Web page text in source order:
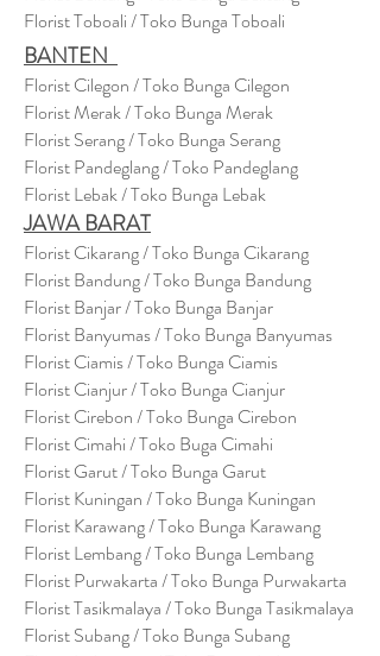
Florist Toboali / Toko Bunga Toboali
BANTEN
Florist Cilegon / Toko Bunga Cilegon
Florist Merak / Toko Bunga Merak
Florist Serang / Toko Bunga Serang
Florist Pandeglang / Toko Pandeglang
Florist Lebak / Toko Bunga Lebak
JAWA BARAT
Florist Cikarang/ Toko Bunga Cikarang
Florist Bandung / Toko Bunga Bandung
Florist Banjar / Toko Bunga Banjar
Florist Banyumas / Toko Bunga Banyumas
Florist Ciamis / Toko Bunga Ciamis
Florist Cianjur / Toko Bunga Cianjur
Florist Cirebon / Toko Bunga Cirebon
Florist Cimahi / Toko Buga Cimahi
Florist Garut / Toko Bunga Garut
Florist Kuningan / Toko Bunga Kuningan
Florist Karawang / Toko Bunga Karawang
Florist Lembang / Toko Bunga Lembang
Florist Purwakarta / Toko Bunga Purwakarta
Florist Tasikmalaya / Toko Bunga Tasikmalaya
Florist Subang / Toko Bunga Subang